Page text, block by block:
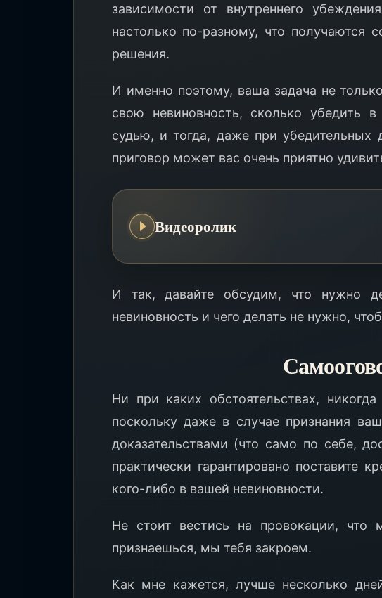
зависимости от внутреннего
настолько по-разному, что получаются
решения.
И именно поэтому, ваша задача не
свою невиновность, сколько убедить
судью, и тогда, даже при убедительных
приговор может вас очень приятно
Видеоролик
И так, давайте обсудим, что нужно
невиновность и чего делать не нужно,
Ни при каких обстоятельствах,
поскольку даже в случае признания
доказательствами (что само по себе,
практически гарантировано поставите
кого-либо в вашей невиновности.
Не стоит вестись на провокации,
признаешься, мы тебя закроем.
Как мне кажется, лучше несколько